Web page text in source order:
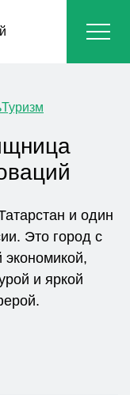
Туризм
и один
Это город с
экономикой,
и яркой